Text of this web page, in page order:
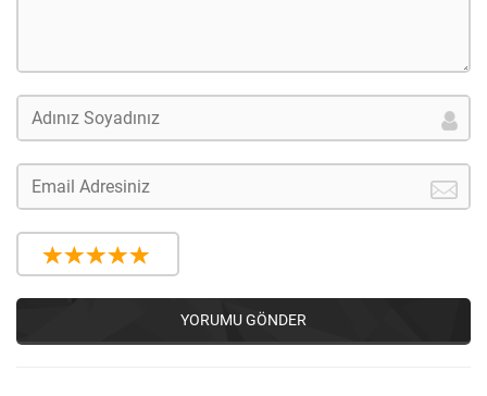
YORUMU GÖNDER